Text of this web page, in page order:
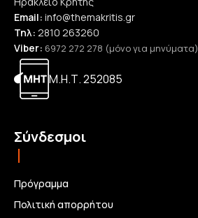
Email: info@themakritis.gr
Τηλ: 2810 263260
Viber: 6972 272 278 (μόνο για μηνύματα)
Μ.Η.Τ. 252085
Σύνδεσμοι
Πρόγραμμα
Πολιτική απορρήτου